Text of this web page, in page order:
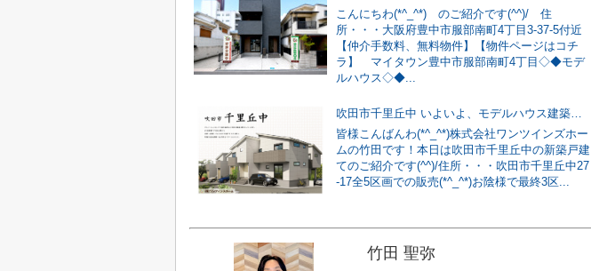
こんにちわ(*^_^*) のご紹介です(^^)/ 住
所・・・大阪府豊中市服部南町4丁目3-37-5付近
【仲介手数料、無料物件】【物件ページはコチ
ラ】 マイタウン豊中市服部南町4丁目◇◆モデ
ルハウス◇◆...
吹田市千里丘中 いよいよ、モデルハウス建築開始！！
皆様こんばんわ(*^_^*)株式会社ワンツインズホー
ムの竹田です！本日は吹田市千里丘中の新築戸建
てのご紹介です(^^)/住所・・・吹田市千里丘中27
-17全5区画での販売(*^_^*)お陰様で最終3区...
竹田 聖弥